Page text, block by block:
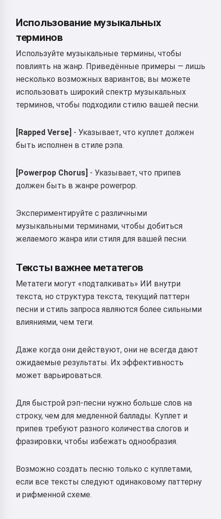
Использование музыкальных
терминов
Используйте музыкальные термины, чтобы
повлиять на жанр. Приведённые примеры — лишь
несколько возможных вариантов; вы можете
использовать широкий спектр музыкальных
терминов, чтобы подходили стилю вашей песни.
[Rapped Verse] - Указывает, что куплет должен
быть исполнен в стиле рэпа.
[Powerpop Chorus] - Указывает, что припев
должен быть в жанре powerpop.
Экспериментируйте с различными
музыкальными терминами, чтобы добиться
желаемого жанра или стиля для вашей песни.
Тексты важнее метатегов
Метатеги могут «подталкивать» ИИ внутри
текста, но структура текста, текущий паттерн
песни и стиль запроса являются более сильными
влияниями, чем теги.
Даже когда они действуют, они не всегда дают
ожидаемые результаты. Их эффективность
может варьироваться.
Для быстрой рэп-песни нужно больше слов на
строку, чем для медленной баллады. Куплет и
припев требуют разного количества слогов и
фразировки, чтобы избежать однообразия.
Возможно создать песню только с куплетами,
если все тексты следуют одинаковому паттерну
и рифменной схеме.
Я принимаю: Условия использования
Политика конфиденциальности,
Политика возврата